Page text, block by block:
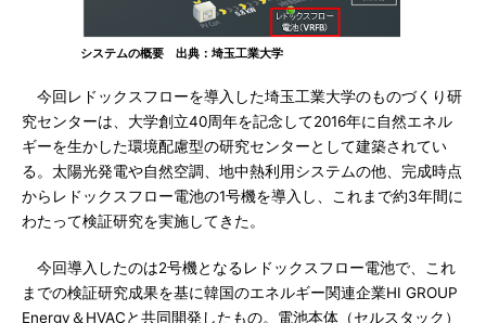
システムの概要 出典：埼玉工業大学
今回レドックスフローを導入した埼玉工業大学のものづくり研
究センターは、大学創立40周年を記念して2016年に自然エネル
ギーを生かした環境配慮型の研究センターとして建築されてい
る。太陽光発電や自然空調、地中熱利用システムの他、完成時点
からレドックスフロー電池の1号機を導入し、これまで約3年間に
わたって検証研究を実施してきた。
今回導入したのは2号機となるレドックスフロー電池で、これ
までの検証研究成果を基に韓国のエネルギー関連企業HI GROUP
Energy＆HVACと共同開発したもの。電池本体（セルスタック）